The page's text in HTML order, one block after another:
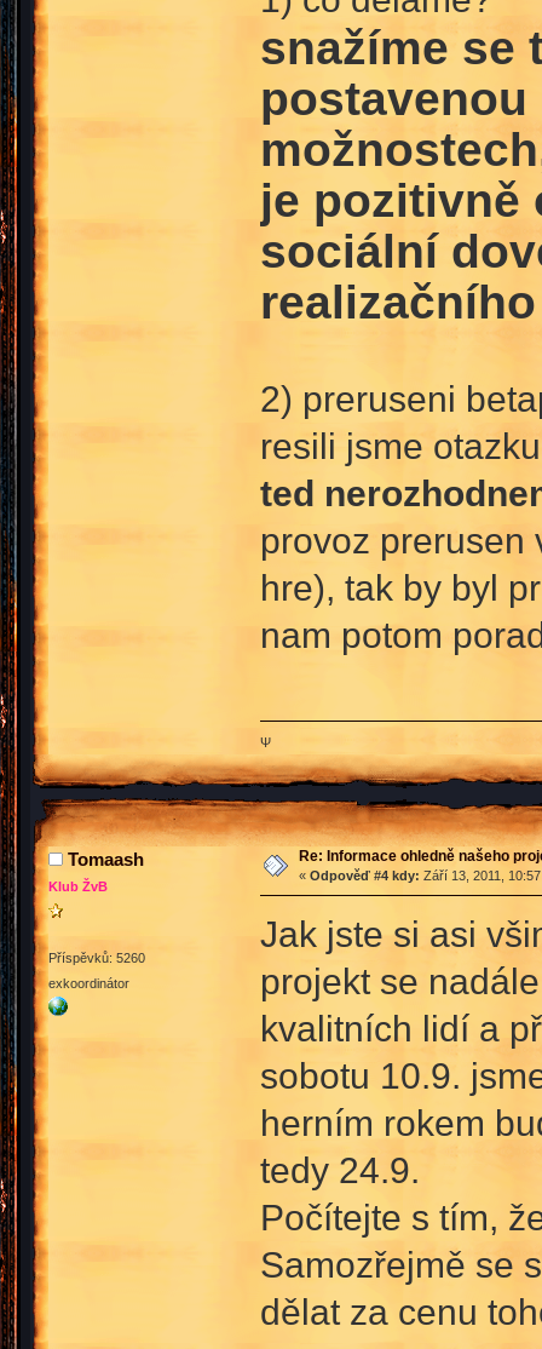
snažíme se
postavenou
je pozitivně
sociální
2) preruseni
resili jsme
ted
provoz prerusen
hre), tak by byl
nam potom
Ψ
Tomaash
Klub ŽvB
Příspěvků: 5260
exkoordinátor
Re: Informace ohledně našeho
« Odpověď #4 kdy: Září 13, 2011,
Jak jste si asi
projekt se
kvalitních lidí a
sobotu 10.9.
herním rokem
tedy 24.9.
Počítejte s tím,
Samozřejmě se
dělat za cenu